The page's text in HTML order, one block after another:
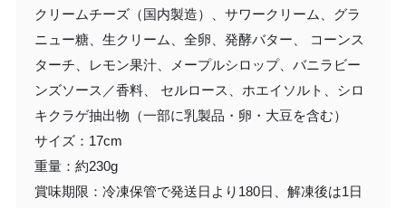
クリームチーズ（国内製造）、サワークリーム、グラ
ニュー糖、生クリーム、全卵、発酵バター、 コーンス
ターチ、レモン果汁、メープルシロップ、バニラビー
ンズソース／香料、 セルロース、ホエイソルト、シロ
キクラゲ抽出物（一部に乳製品・卵・大豆を含む）
サイズ：17cm
重量：約230g
賞味期限：冷凍保管で発送日より180日、解凍後は1日